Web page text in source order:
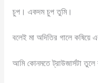
চুপ। একদম চুপ তুমি।
বলেই মা অদিতির গালে কষিয়ে
আমি কোনমতে ট্রাউজার্সটা